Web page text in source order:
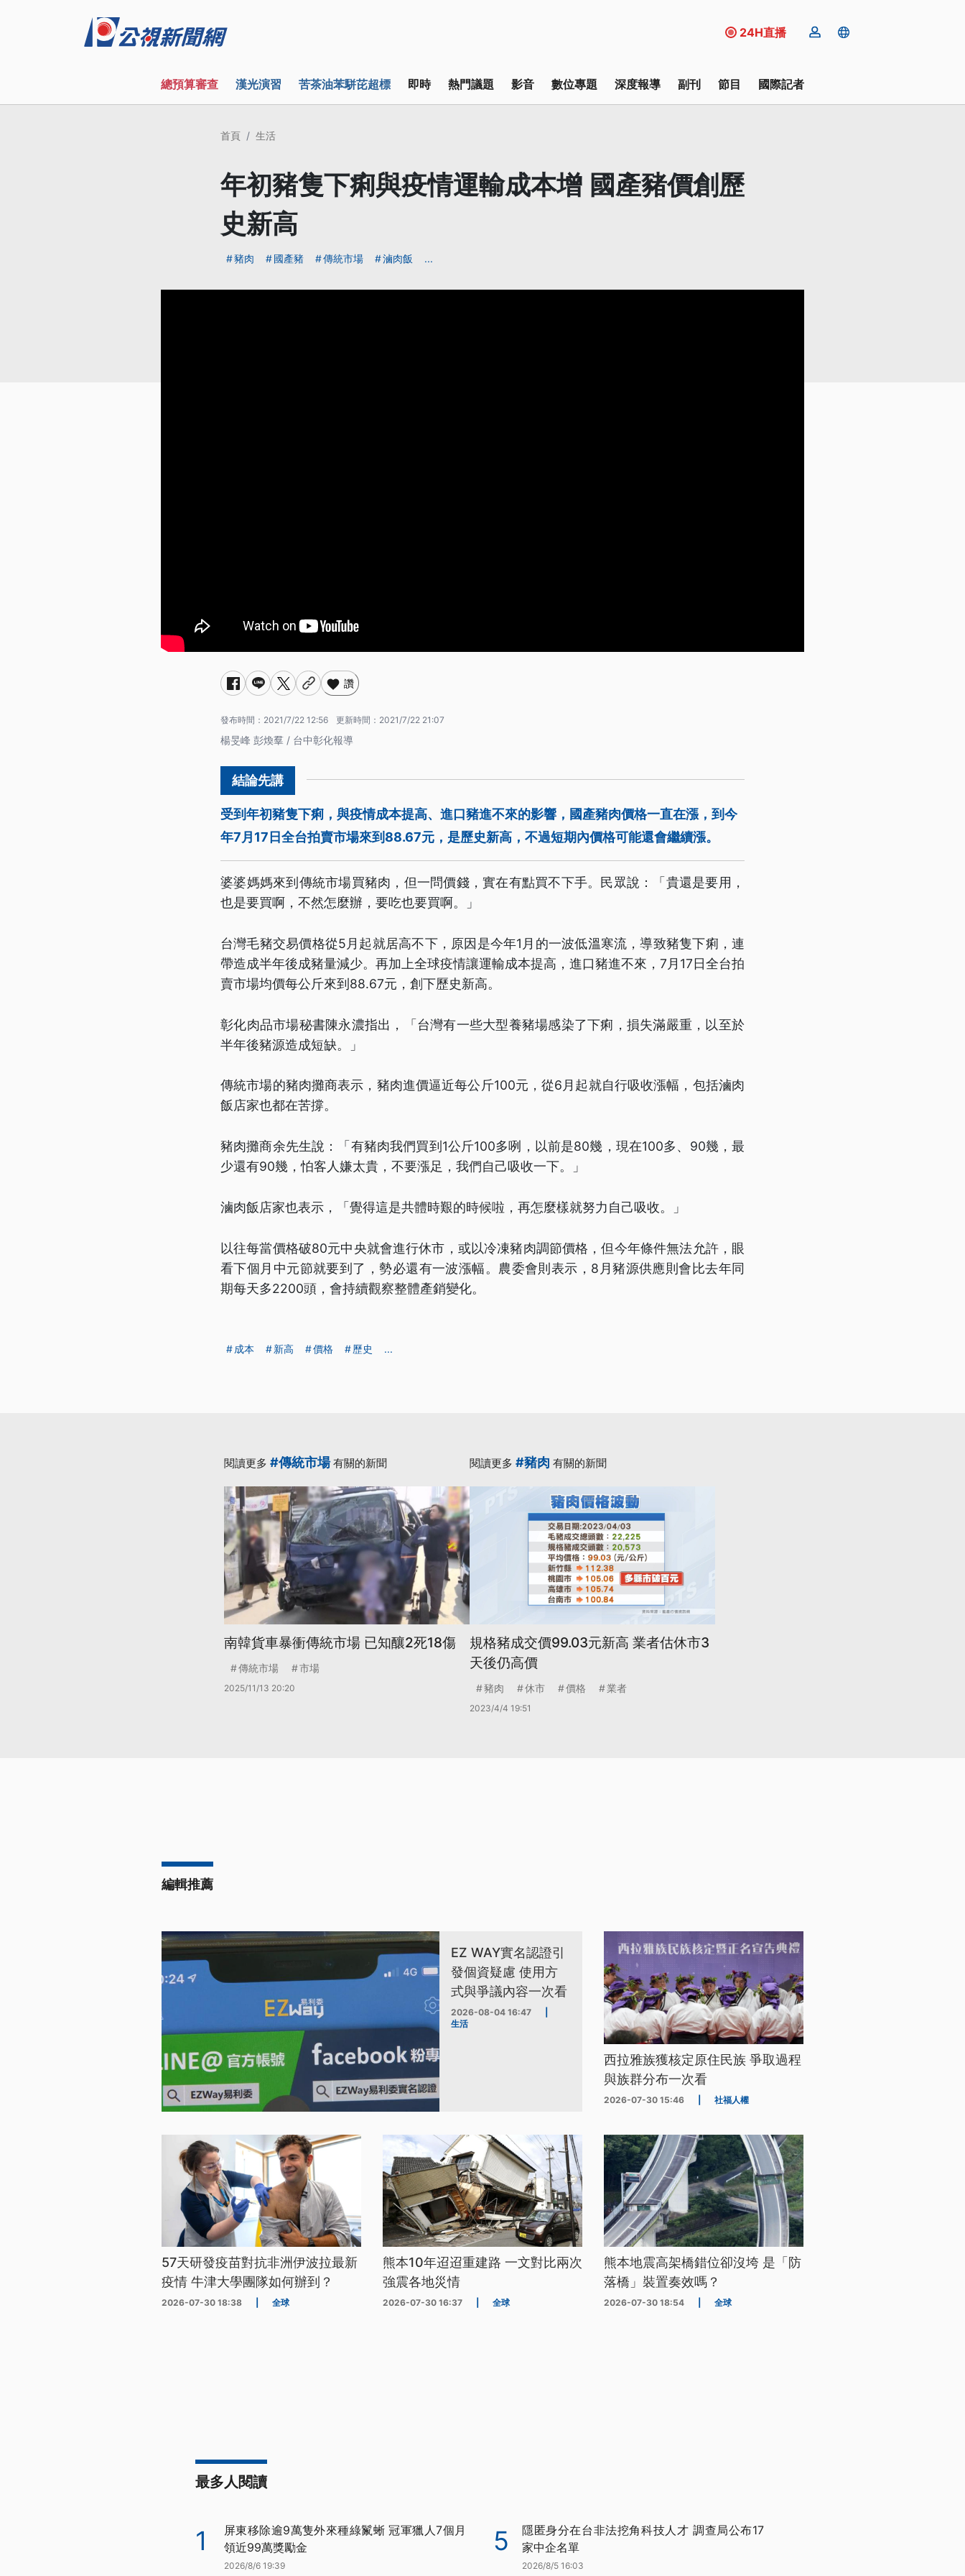
24H直播
總預算審查 漢光演習 苦茶油苯駢芘超標 即時 熱門議題 影音 數位專題 深度報導 副刊 節目 國際記者
首頁 生活
年初豬隻下痢與疫情運輸成本增 國產豬價創歷
史新高
豬肉 國產豬 傳統市場 滷肉飯 ...
讚
發布時間： 2021/7/22 12:56 更新時間： 2021/7/22 21:07
楊旻峰 彭煥羣 / 台中彰化報導
受到年初豬隻下痢，與疫情成本提高、進口豬進不來的影響，國產豬肉價格一直在漲，到今
年7月17日全台拍賣市場來到88.67元，是歷史新高，不過短期內價格可能還會繼續漲。
婆婆媽媽來到傳統市場買豬肉，但一問價錢，實在有點買不下手。民眾說：「貴還是要用，
也是要買啊，不然怎麼辦，要吃也要買啊。」
台灣毛豬交易價格從5月起就居高不下，原因是今年1月的一波低溫寒流，導致豬隻下痢，連
帶造成半年後成豬量減少。再加上全球疫情讓運輸成本提高，進口豬進不來，7月17日全台拍
賣市場均價每公斤來到88.67元，創下歷史新高。
彰化肉品市場秘書陳永濃指出，「台灣有一些大型養豬場感染了下痢，損失滿嚴重，以至於
半年後豬源造成短缺。」
傳統市場的豬肉攤商表示，豬肉進價逼近每公斤100元，從6月起就自行吸收漲幅，包括滷肉
飯店家也都在苦撐。
豬肉攤商余先生說：「有豬肉我們買到1公斤100多咧，以前是80幾，現在100多、90幾，最
少還有90幾，怕客人嫌太貴，不要漲足，我們自己吸收一下。」
滷肉飯店家也表示，「覺得這是共體時艱的時候啦，再怎麼樣就努力自己吸收。」
以往每當價格破80元中央就會進行休市，或以冷凍豬肉調節價格，但今年條件無法允許，眼
看下個月中元節就要到了，勢必還有一波漲幅。農委會則表示，8月豬源供應則會比去年同
期每天多2200頭，會持續觀察整體產銷變化。
成本 新高 價格 歷史 ...
閱讀更多 #傳統市場有關的新聞
南韓貨車暴衝傳統市場 已知釀2死18傷
傳統市場 市場
2025/11/13 20:20
閱讀更多 #豬肉 有關的新聞
規格豬成交價99.03元新高 業者估休市3
天後仍高價
豬肉 休市 價格 業者
2023/4/4 19:51
編輯推薦
EZ WAY實名認證引
發個資疑慮 使用方
式與爭議內容一次看
2026-08-04 16:47
生活
西拉雅族獲核定原住民族 爭取過程
與族群分布一次看
2026-07-30 15:46 社福人權
57天研發疫苗對抗非洲伊波拉最新
疫情 牛津大學團隊如何辦到？
2026-07-30 18:38 全球
熊本10年迢迢重建路 一文對比兩次
強震各地災情
2026-07-30 16:37 全球
熊本地震高架橋錯位卻沒垮 是「防
落橋」裝置奏效嗎？
2026-07-30 18:54 全球
最多人閱讀
1
屏東移除逾9萬隻外來種綠鬣蜥 冠軍獵人7個月
領近99萬獎勵金
2026/8/6 19:39
5
隱匿身分在台非法挖角科技人才 調查局公布17
家中企名單
2026/8/5 16:03